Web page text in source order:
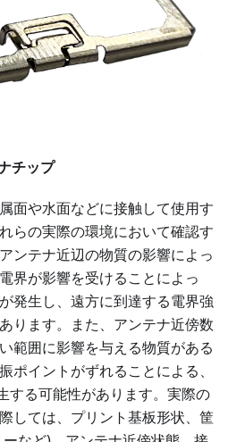
チップ
面や水面などに接触して使用す
らの実際の環境において確認す
ンテナ近辺の物質の影響によっ
界が影響を受けることによっ
発生し、遠方に到達する電界強
ります。また、アンテナ近傍数
範囲に影響を与える物質がある
ポイントがずれることによる、
する可能性があります。実際の
しては、プリント基板形状、筐